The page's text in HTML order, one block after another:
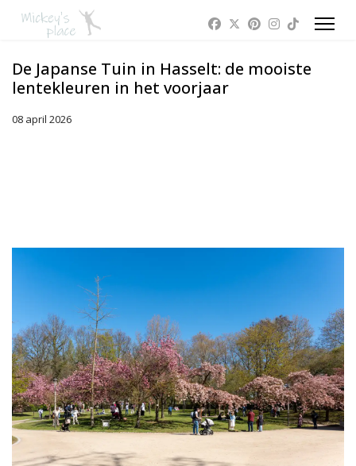
De Japanse Tuin in Hasselt: de mooiste
lentekleuren in het voorjaar
08 april 2026